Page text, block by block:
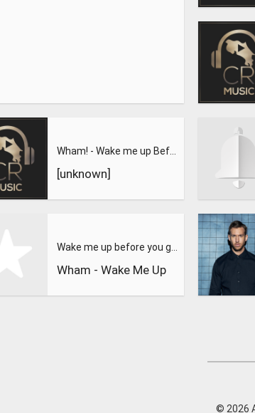
[unknown]
Wham - Wake Me Up
© 2026